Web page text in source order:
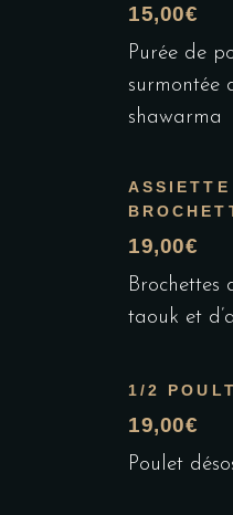
15,00€
Purée de
surmontée
shawarma
19,00€
Brochettes
taouk et
1/2
19,00€
Poulet